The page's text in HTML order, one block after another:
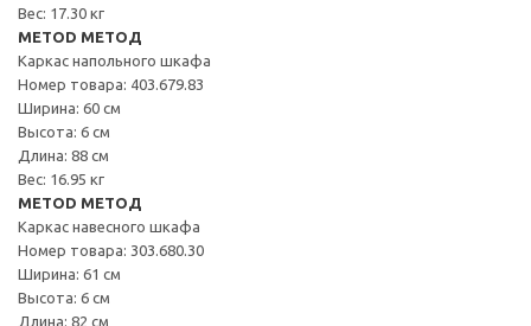
Вес: 17.30 кг
METOD МЕТОД
Каркас напольного шкафа
Номер товара: 403.679.83
Ширина: 60 см
Высота: 6 см
Длина: 88 см
Вес: 16.95 кг
METOD МЕТОД
Каркас навесного шкафа
Номер товара: 303.680.30
Ширина: 61 см
Высота: 6 см
Длина: 82 см